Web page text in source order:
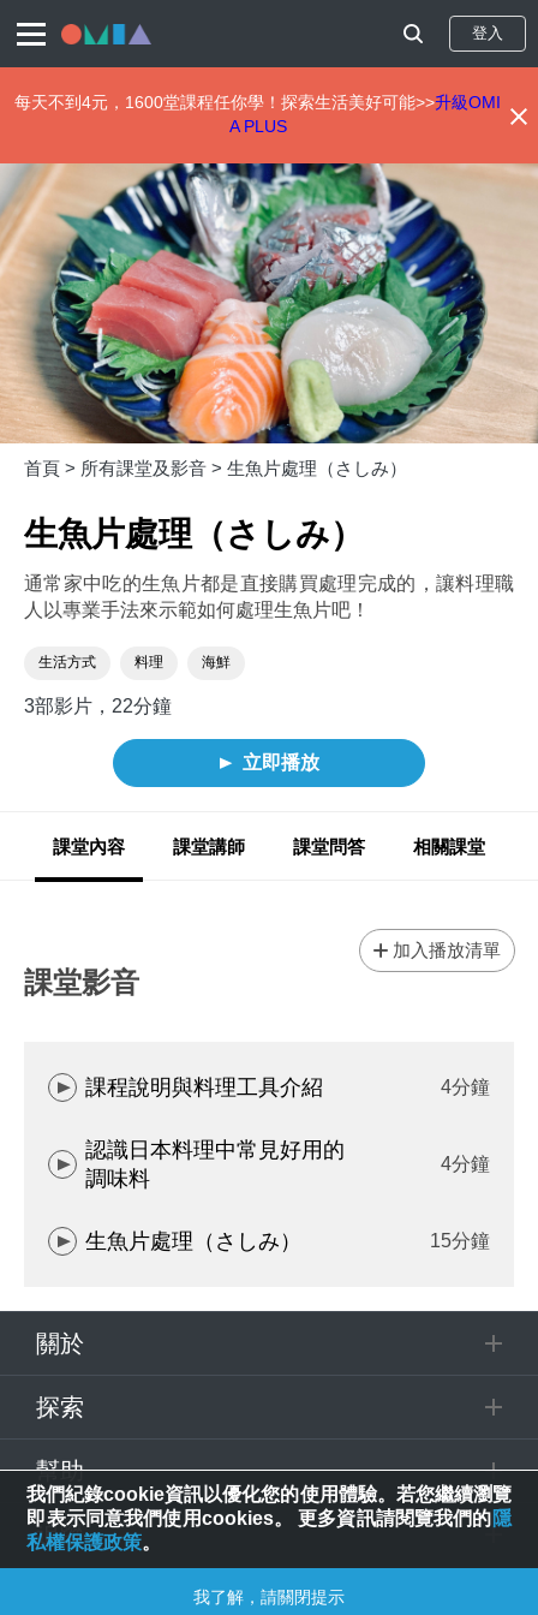
主
內
容
登入
每天不到4元，1600堂課程任你學！探索生活美好可能>>升級OMI
A PLUS
首頁 > 所有課堂及影音 > 生魚片處理（さしみ）
生魚片處理（さしみ）
通常家中吃的生魚片都是直接購買處理完成的，讓料理職
人以專業手法來示範如何處理生魚片吧！
生活方式 料理 海鮮
3部影片，22分鐘
立即播放
課堂內容 課堂講師 課堂問答 相關課堂
課堂影音
加入播放清單
課程說明與料理工具介紹 4分鐘
認識日本料理中常見好用的
調味料
4分鐘
生魚片處理（さしみ） 15分鐘
關於
探索
幫助
追蹤
© 2025 Spring House Entertainment Tech. Inc. All Rights Reserved.
我們紀錄cookie資訊以優化您的使用體驗。若您繼續瀏覽
即表示同意我們使用cookies。 更多資訊請閱覽我們的隱
私權保護政策。
我了解，請關閉提示